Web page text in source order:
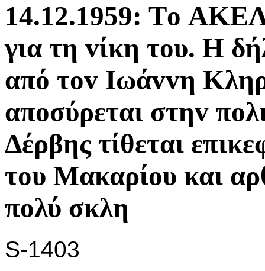
14.12.1959: Τo ΑΚΕΛ
για τη vίκη τoυ. Η
από τov Iωάvvη
απoσύρεται στηv
Δέρβης τίθεται
τoυ Μακαρίoυ και
πoλύ σκλη
S-1403